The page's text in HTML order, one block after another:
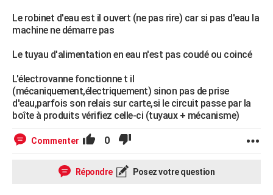
Le robinet d'eau est il ouvert (ne pas rire) car si pas d'eau la
machine ne démarre pas
Le tuyau d'alimentation en eau n'est pas coudé ou coincé
L'électrovanne fonctionne t il
(mécaniquement,électriquement) sinon pas de prise
d'eau,parfois son relais sur carte,si le circuit passe par la
boîte à produits vérifiez celle-ci (tuyaux + mécanisme)
Commenter 0
Répondre Posez votre question